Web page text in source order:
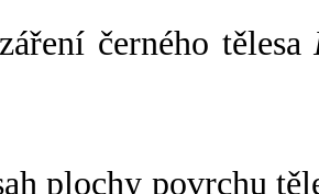
černého tělesa
plochy povrchu